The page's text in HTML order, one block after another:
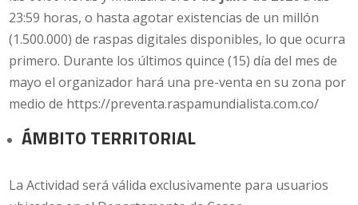
23:59 horas, o hasta agotar existencias de un millón
(1.500.000) de raspas digitales disponibles, lo que ocurra
primero. Durante los últimos quince (15) día del mes de
mayo el organizador hará una pre-venta en su zona por
medio de https://preventa.raspamundialista.com.co/
ÁMBITO TERRITORIAL
La Actividad será válida exclusivamente para usuarios